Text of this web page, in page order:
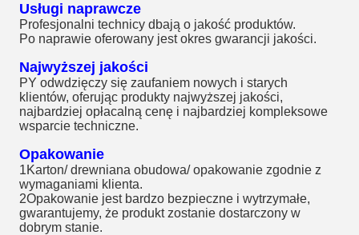
Usługi naprawcze
Profesjonalni technicy dbają o jakość produktów.
Po naprawie oferowany jest okres gwarancji jakości.
Najwyższej jakości
PY odwdzięczy się zaufaniem nowych i starych
klientów, oferując produkty najwyższej jakości,
najbardziej opłacalną cenę i najbardziej kompleksowe
wsparcie techniczne.
Opakowanie
1Karton/ drewniana obudowa/ opakowanie zgodnie z
wymaganiami klienta.
2Opakowanie jest bardzo bezpieczne i wytrzymałe,
gwarantujemy, że produkt zostanie dostarczony w
dobrym stanie.